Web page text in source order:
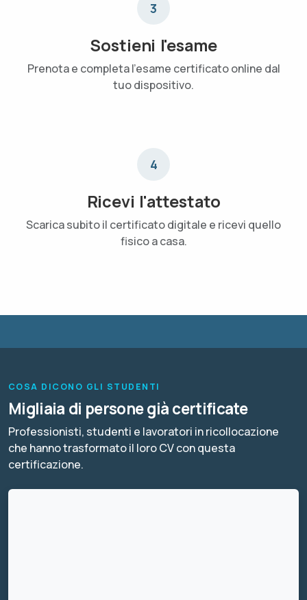
3
Sostieni l'esame
Prenota e completa l'esame certificato online dal
tuo dispositivo.
4
Ricevi l'attestato
Scarica subito il certificato digitale e ricevi quello
fisico a casa.
COSA DICONO GLI STUDENTI
Migliaia di persone già certificate
Professionisti, studenti e lavoratori in ricollocazione
che hanno trasformato il loro CV con questa
certificazione.